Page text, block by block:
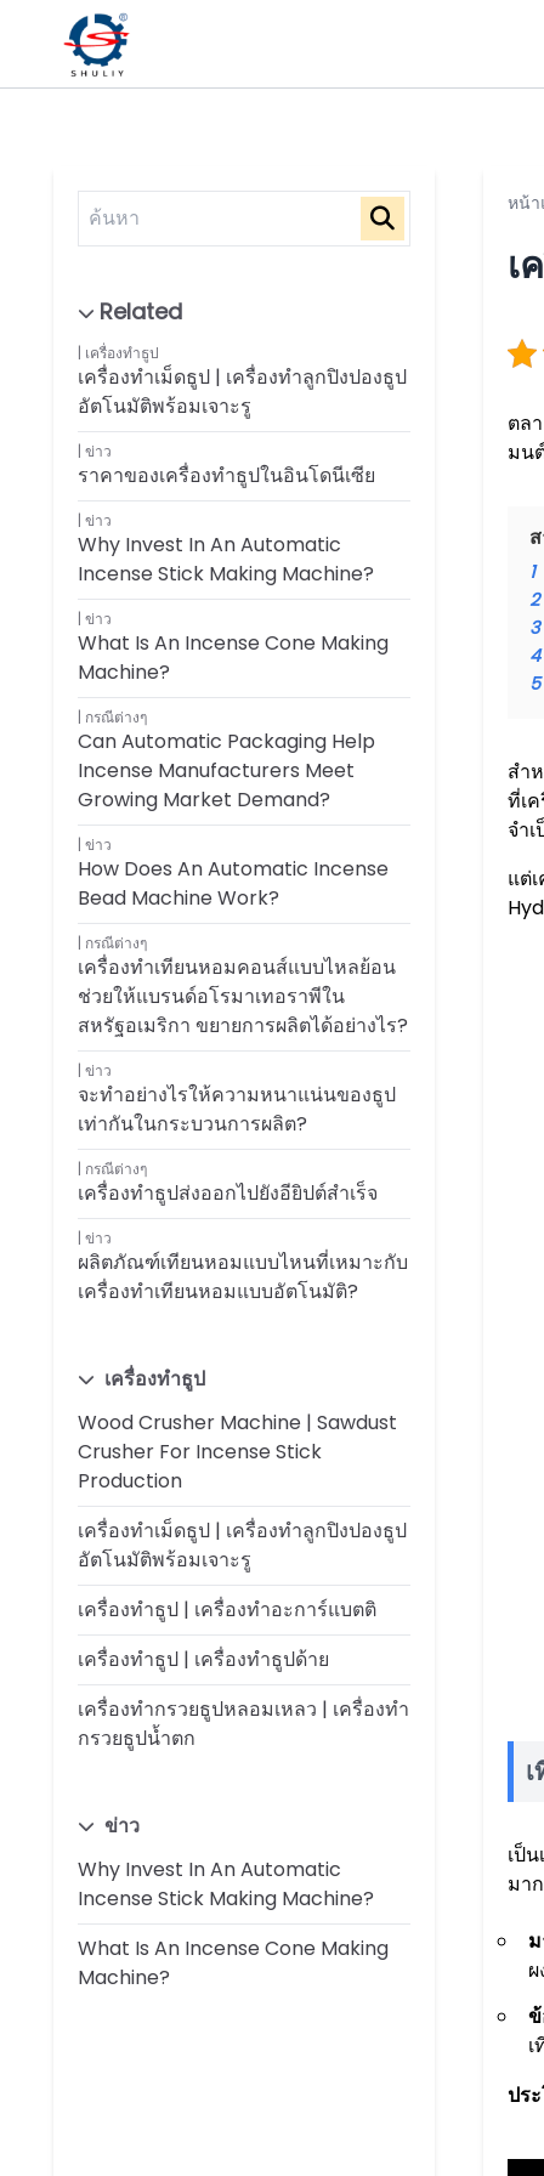
เครื่องทำธูป
เครื่องทำเม็ดธูป | เครื่องทำลูกปิงปองธูป
อัตโนมัติพร้อมเจาะรู
ข่าว
ราคาของเครื่องทำธูปในอินโดนีเซีย
ข่าว
Why Invest In An Automatic
Incense Stick Making Machine?
ข่าว
What Is An Incense Cone Making
Machine?
กรณีต่างๆ
Can Automatic Packaging Help
Incense Manufacturers Meet
Growing Market Demand?
ข่าว
How Does An Automatic Incense
Bead Machine Work?
กรณีต่างๆ
เครื่องทำเทียนหอมคอนส์แบบไหลย้อน
ช่วยให้แบรนด์อโรมาเทอราพีใน
สหรัฐอเมริกา ขยายการผลิตได้อย่างไร?
ข่าว
จะทำอย่างไรให้ความหนาแน่นของธูป
เท่ากันในกระบวนการผลิต?
กรณีต่างๆ
เครื่องทำธูปส่งออกไปยังอียิปต์สำเร็จ
ข่าว
ผลิตภัณฑ์เทียนหอมแบบไหนที่เหมาะกับ
เครื่องทำเทียนหอมแบบอัตโนมัติ?
เครื่องทำธูป
Wood Crusher Machine | Sawdust
Crusher For Incense Stick
Production
เครื่องทำเม็ดธูป | เครื่องทำลูกปิงปองธูป
อัตโนมัติพร้อมเจาะรู
เครื่องทำธูป | เครื่องทำอะการ์แบตติ
เครื่องทำธูป | เครื่องทำธูปด้าย
เครื่องทำกรวยธูปหลอมเหลว | เครื่องทำ
กรวยธูปน้ำตก
ข่าว
Why Invest In An Automatic
Incense Stick Making Machine?
What Is An Incense Cone Making
Machine?
หน้า
เ
ตล
มน
1
2
3
4
5
สำ
ที่เ
จำ
แต่
เป็
มาก
ผ
ปร